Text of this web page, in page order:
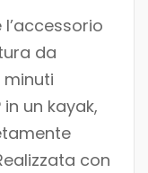
l’accessorio
da
minuti
un kayak,
con